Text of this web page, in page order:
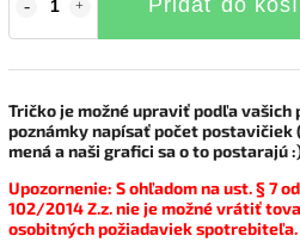
Pridať do
Tričko je možné upraviť podľa vašich
poznámky napísať počet postavičiek
mená a naši grafici sa o to postarajú
Upozornenie: S ohľadom na ust. § 7
102/2014 Z.z. nie je možné vrátiť
osobitných požiadaviek spotrebiteľa.